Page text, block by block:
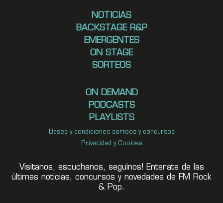
NOTICIAS
BACKSTAGE R&P
EMERGENTES
ON STAGE
SORTEOS
ON DEMAND
PODCASTS
PLAYLISTS
Bases y condiciones sorteos y concursos
Privacidad y Cookies
Visitanos, escuchanos, seguínos! Enterate de las
últimas noticias, concursos y novedades de FM Rock
& Pop.